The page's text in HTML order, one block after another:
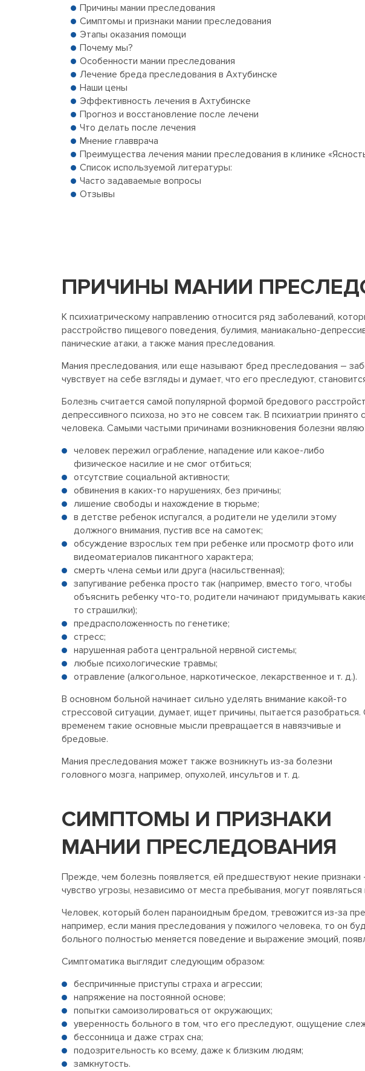
Причины мании преследования
Симптомы и признаки мании преследования
Этапы оказания помощи
Почему мы?
Особенности мании преследования
Лечение бреда преследования в Ахтубинске
Наши цены
Эффективность лечения в Ахтубинске
Прогноз и восстановление после лечени
Что делать после лечения
Мнение главврача
Преимущества лечения мании преследования в клинике
Список используемой литературы:
Часто задаваемые вопросы
Отзывы
ПРИЧИНЫ МАНИИ
К психиатрическому направлению относится ряд заболеваний,
расстройство пищевого поведения, булимия, маниакально-
панические атаки, а также мания преследования.
Мания преследования, или еще называют бред преследования –
чувствует на себе взгляды и думает, что его преследуют,
Болезнь считается самой популярной формой бредового
депрессивного психоза, но это не совсем так. В психиатрии
человека. Самыми частыми причинами возникновения болезни
человек пережил ограбление, нападение или какое-либо
физическое насилие и не смог отбиться;
отсутствие социальной активности;
обвинения в каких-то нарушениях, без причины;
лишение свободы и нахождение в тюрьме;
в детстве ребенок испугался, а родители не уделили этому
должного внимания, пустив все на самотек;
обсуждение взрослых тем при ребенке или просмотр фото или
видеоматериалов пикантного характера;
смерть члена семьи или друга (насильственная);
запугивание ребенка просто так (например, вместо того, чтобы
объяснить ребенку что-то, родители начинают придумывать
то страшилки);
предрасположенность по генетике;
стресс;
нарушенная работа центральной нервной системы;
любые психологические травмы;
отравление (алкогольное, наркотическое, лекарственное и т. д.).
В основном больной начинает сильно уделять внимание какой-то
стрессовой ситуации, думает, ищет причины, пытается разобраться.
временем такие основные мысли превращается в навязчивые и
бредовые.
Мания преследования может также возникнуть из-за болезни
головного мозга, например, опухолей, инсультов и т. д.
СИМПТОМЫ И ПРИЗНАКИ
МАНИИ ПРЕСЛЕДОВАНИЯ
Прежде, чем болезнь появляется, ей предшествуют некие
чувство угрозы, независимо от места пребывания, могут
Человек, который болен параноидным бредом, тревожится из-за
например, если мания преследования у пожилого человека, то он
больного полностью меняется поведение и выражение эмоций,
Симптоматика выглядит следующим образом:
беспричинные приступы страха и агрессии;
напряжение на постоянной основе;
попытки самоизолироваться от окружающих;
уверенность больного в том, что его преследуют, ощущение
бессонница и даже страх сна;
подозрительность ко всему, даже к близким людям;
замкнутость.